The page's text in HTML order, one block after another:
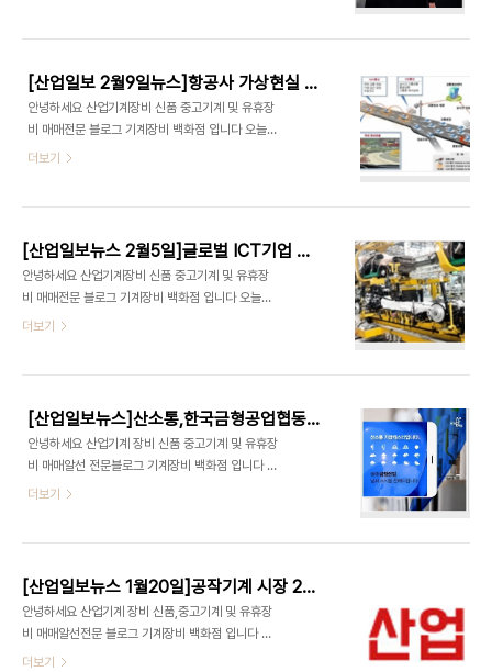
케이션에 최적화된 초소형 SARA-U201 3G/2G
문제 나갑니다 1] 자전거 뒷바퀴에 있는 톱니바퀴를
무엇이라고 할까요? 이것은 자전거 체인과 맞물려 동
력을 전달함을써 뒷바퀴를 회전합니다 재질은 쇠지
만 소모품이어서 닳기고 한다고 하네요 1] 자전거 뒷
바퀴에 있는 톱니바퀴를 무엇이라고 할까요? 정답 :
퀴로 자전거 체인과 맞물려 동력을 전달함으로써 뒷
노스에서 유래된 이..
[산업일보 2월9일뉴스]항공사 가상현실 시스템 승객에 제공한다
안녕하세요 산업기계장비 신품 중고기계 및 유휴장
비 매매전문 블로그 기계장비 백화점 입니다 오늘은
산업일보에서 제공하는 산업일보 뉴스를 공유합니다
원 130개 팀 규모로 해외 진출 단계별 프로그램 운
영,중국 드론 전문학교 급속도로 생겨나 전문인력 양
성으로 드론시장 공략항공사 가상현실 시스템 승객
에 제공한다,승객 VR 헤드셋으로 유용한 개인시간
즐겨(산업일보제공) 돌발상황 갑자기 튀어나온 보행
나 한번쯤은 '돌발상황'을 겪었을 것이다. 주차된 차
뛰어드는 보행자들 때문..
더보기
[산업일보뉴스 2월5일]글로벌 ICT기업 디바이스 플랫폼 선점위한 경쟁 후끈
안녕하세요 산업기계장비 신품 중고기계 및 유휴장
비 매매전문 블로그 기계장비 백화점 입니다 오늘은
산업일보에서 제공하는 산업일보 뉴스를 공유합니다
국내 VR 관련 기업 지원 해외진출 돕는다.산업단지
고도화 제조업 웅비 날갯짓 착공 50년 넘은 공단 등
노후 단지 첨단으로 무장,반도체산업 제3의 물결이
다가온다 시놉시스 아트드 제우스 회장 IOT가 세번
째 변화야기 (산업일보제공) 첨단 자동차.로봇 등 미
함께 지역 주력산업, 인천만의 입지적 강점을 살린 미
▲로봇..
더보기
[산업일보뉴스]산소통,한국금형공업협동조합에서 실시한 금형업계 수출환경 실태조사
안녕하세요 산업기계 장비 신품 중고기계 및 유휴장
비 매매알선 전문블로그 기계장비 백화점 입니다 오
늘은 산업일보에서 제공하는 산업일보 뉴스 산소통
달러 수출 일본을 제치고 세계2위의 금형수출국으로
우뚝 서면서 화창한 날씨를 보였습니다(산업일보제
공) 올해 금형산업 날씨 소식을 전해드립니다 2014
년 32억달러 수출 일본을 제치고 세계2위의 금형 수
출국으로 우뚝 서면서 화창한 날씨를 보였습니다 수
더보기
[산업일보뉴스 1월20일]공작기계 시장 2020년까지 아시아가 성장 이끈다
안녕하세요 산업기계 장비 신품,중고기계 및 유휴장
비 매매알선전문 블로그 기계장비 백화점 입니다 기
계장비백화점에서는 산업관련 제품외 산업계 뉴스도
더보기